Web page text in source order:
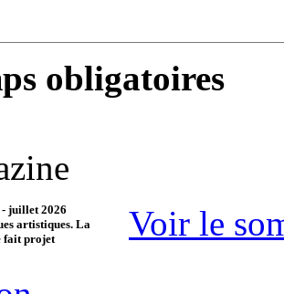
obligatoires
- juillet 2026
artistiques. La
fait projet
Voir le